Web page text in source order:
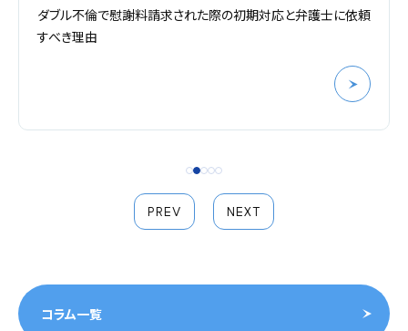
ダブル不倫で慰謝料請求された際の初期対応と弁護士に依頼
すべき理由
PREV NEXT
コラム一覧